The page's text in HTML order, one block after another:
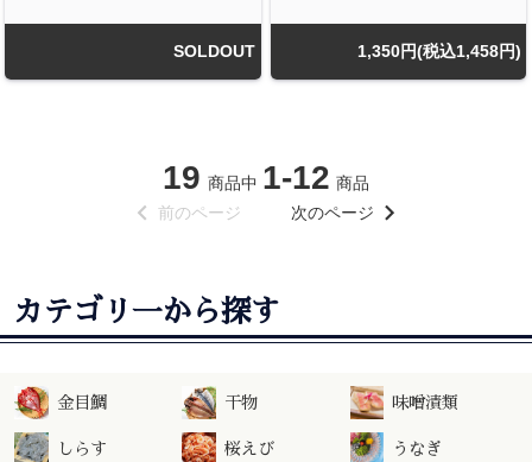
SOLDOUT 1,350円(税込1,458円)
chevron_left 前のページ
19 商品中 1-12 商品
次のページ
chevron_right
カテゴリ一から探す
金目鯛 干物 味噌漬類
しらす 桜えび うなぎ